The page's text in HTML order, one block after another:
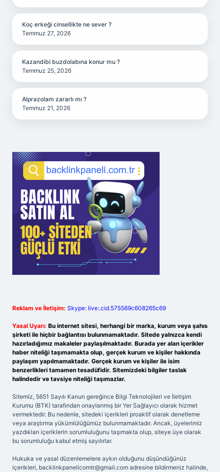
Koç erkeği cinsellikte ne sever ?
Temmuz 27, 2026
Kazandibi buzdolabına konur mu ?
Temmuz 25, 2026
Alprazolam zararlı mı ?
Temmuz 21, 2026
Reklam ve İletişim: Skype: live:.cid.575569c608265c69
Yasal Uyarı: Bu internet sitesi, herhangi bir marka, kurum veya şahıs
şirketi ile hiçbir bağlantısı bulunmamaktadır. Sitede yalnızca kendi
hazırladığımız makaleler paylaşılmaktadır. Burada yer alan içerikler
haber niteliği taşımamakta olup, gerçek kurum ve kişiler hakkında
paylaşım yapılmamaktadır. Gerçek kurum ve kişiler ile isim
benzerlikleri tamamen tesadüfidir. Sitemizdeki bilgiler taslak
halindedir ve tavsiye niteliği taşımazlar.
Sitemiz, 5651 Sayılı Kanun gereğince Bilgi Teknolojileri ve İletişim
Kurumu (BTK) tarafından onaylanmış bir Yer Sağlayıcı olarak hizmet
vermektedir. Bu nedenle, sitedeki içerikleri proaktif olarak denetleme
veya araştırma yükümlülüğümüz bulunmamaktadır. Ancak, üyelerimiz
yazdıkları içeriklerin sorumluluğunu taşımakta olup, siteye üye olarak
bu sorumluluğu kabul etmiş sayılırlar.
Hukuka ve yasal düzenlemelere aykırı olduğunu düşündüğünüz
içerikleri, backlinkpanelicomtr@gmail.com adresine bildirmeniz halinde,